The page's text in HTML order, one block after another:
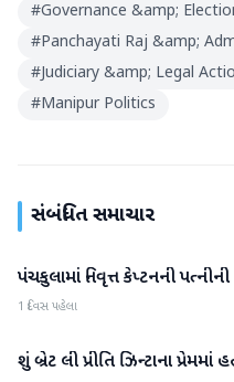
#Governance &amp;
#Panchayati Raj &amp;
#Judiciary &amp; Legal
#Manipur Politics
સંબંધિત સમાચાર
રાષ્ટ્રીય
પંચકુલામાં નિવૃત્ત કેપ્ટનની
1 દિવસ પહેલા
રાષ્ટ્રીય
શું બ્રેટ લી પ્રીતિ ઝિન્ટાના પ્રેમમાં